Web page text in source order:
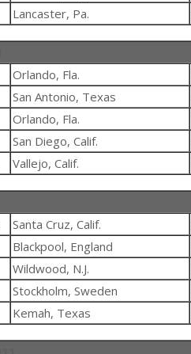
Lancaster, Pa.
Orlando, Fla.
San Antonio, Texas
Orlando, Fla.
San Diego, Calif.
Vallejo, Calif.
Santa Cruz, Calif.
Blackpool, England
Wildwood, N.J.
Stockholm, Sweden
Kemah, Texas